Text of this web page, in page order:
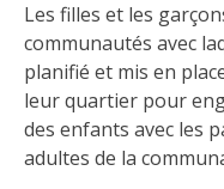
Les filles et les
communautés avec
planifié et mis en
leur quartier pour
des enfants avec les
adultes de la